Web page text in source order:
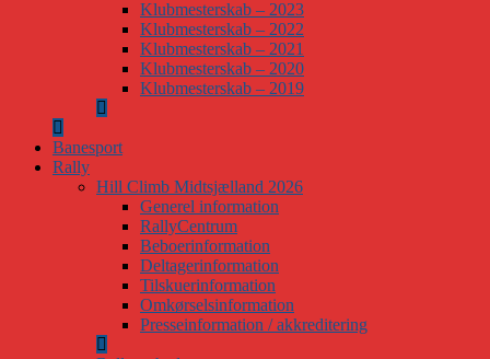
Klubmesterskab – 2023
Klubmesterskab – 2022
Klubmesterskab – 2021
Klubmesterskab – 2020
Klubmesterskab – 2019
Banesport
Rally
Hill Climb Midtsjælland 2026
Generel information
RallyCentrum
Beboerinformation
Deltagerinformation
Tilskuerinformation
Omkørselsinformation
Presseinformation / akkreditering